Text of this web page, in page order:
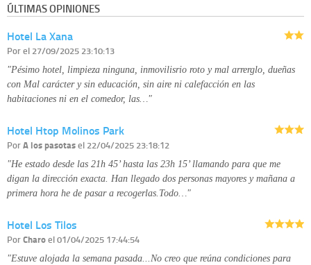
Derechos:tiene derecho a saber qué información tenemos sobre usted,
disponible en nuestra página web.
Información complementaria:
ÚLTIMAS OPINIONES
Hotel La Xana
Porel 27/09/2025 23:10:13
"Pésimo hotel, limpieza ninguna, inmovilisrio roto y mal arrerglo, dueñas
con Mal carácter y sin educación, sin aire ni calefacción en las
habitaciones ni en el comedor, las…"
Hotel Htop Molinos Park
PorA los pasotasel 22/04/2025 23:18:12
"He estado desde las 21h 45’ hasta las 23h 15’ llamando para que me
digan la dirección exacta. Han llegado dos personas mayores y mañana a
primera hora he de pasar a recogerlas.Todo…"
Hotel Los Tilos
PorCharoel 01/04/2025 17:44:54
"Estuve alojada la semana pasada...No creo que reúna condiciones para